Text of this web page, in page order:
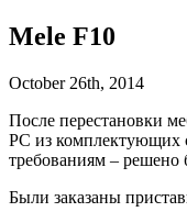
Mele F10
October 26th, 2014
После перестановки
PC из комплектующих
требованиям – решено
Были заказаны